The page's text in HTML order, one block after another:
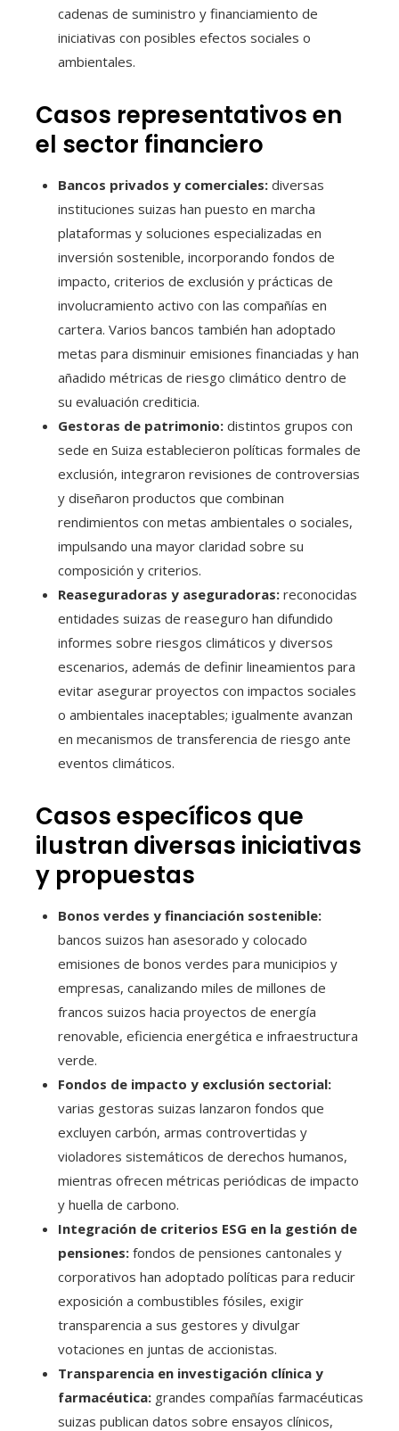
cadenas de suministro y financiamiento de
iniciativas con posibles efectos sociales o
ambientales.
Casos representativos en
el sector financiero
Bancos privados y comerciales: diversas
instituciones suizas han puesto en marcha
plataformas y soluciones especializadas en
inversión sostenible, incorporando fondos de
impacto, criterios de exclusión y prácticas de
involucramiento activo con las compañías en
cartera. Varios bancos también han adoptado
metas para disminuir emisiones financiadas y han
añadido métricas de riesgo climático dentro de
su evaluación crediticia.
Gestoras de patrimonio: distintos grupos con
sede en Suiza establecieron políticas formales de
exclusión, integraron revisiones de controversias
y diseñaron productos que combinan
rendimientos con metas ambientales o sociales,
impulsando una mayor claridad sobre su
composición y criterios.
Reaseguradoras y aseguradoras: reconocidas
entidades suizas de reaseguro han difundido
informes sobre riesgos climáticos y diversos
escenarios, además de definir lineamientos para
evitar asegurar proyectos con impactos sociales
o ambientales inaceptables; igualmente avanzan
en mecanismos de transferencia de riesgo ante
eventos climáticos.
Casos específicos que
ilustran diversas iniciativas
y propuestas
Bonos verdes y financiación sostenible:
bancos suizos han asesorado y colocado
emisiones de bonos verdes para municipios y
empresas, canalizando miles de millones de
francos suizos hacia proyectos de energía
renovable, eficiencia energética e infraestructura
verde.
Fondos de impacto y exclusión sectorial:
varias gestoras suizas lanzaron fondos que
excluyen carbón, armas controvertidas y
violadores sistemáticos de derechos humanos,
mientras ofrecen métricas periódicas de impacto
y huella de carbono.
Integración de criterios ESG en la gestión de
pensiones: fondos de pensiones cantonales y
corporativos han adoptado políticas para reducir
exposición a combustibles fósiles, exigir
transparencia a sus gestores y divulgar
votaciones en juntas de accionistas.
Transparencia en investigación clínica y
farmacéutica: grandes compañías farmacéuticas
suizas publican datos sobre ensayos clínicos,